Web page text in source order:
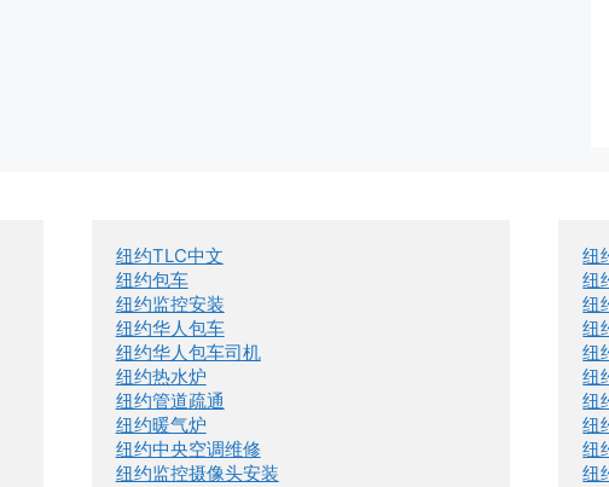
纽约TLC中文
纽约包车
纽约监控安装
纽约华人包车
纽约华人包车司机
纽约热水炉
纽约管道疏通
纽约暖气炉
纽约中央空调维修
纽约监控摄像头安装
纽
纽
纽
纽
纽
纽
纽
纽
纽
纽